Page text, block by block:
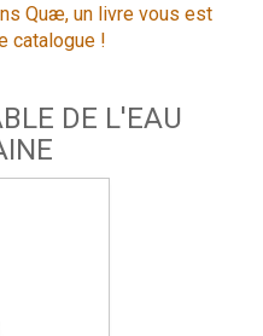
Quæ, un livre vous est
catalogue !
DE L'EAU